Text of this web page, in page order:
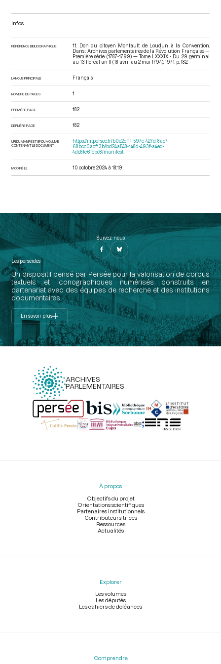
Infos
RÉFÉRENCE BIBLIOGRAPHIQUE
11. Don du citoyen Montault de Loudun à la Convention.
Dans : Archives parlementaires de la Révolution Française —
Première série (1787-1799) — Tome LXXXIX - Du 29 germinal
au 13 floréal an II (18 avril au 2 mai 1794) . 1971. p. 182.
LANGUE PRINCIPALE Français
NOMBRE DE PAGES 1
PREMIÈRE PAGE 182
DERNIÈRE PAGE 182
URI DU MANIFEST IIIF DU VOLUME
CONTENANT LE DOCUMENT
https://iiif.persee.fr/b0e2cf11-597c-427d-8ac7-
68bcc0acf13b/bd24a548-148d-493f-a4ed-
4de8fe6fcbc8/manifest
MODIFIÉ LE 10 octobre 2024 à 18:19
Suivez-nous
Les perséides
Un dispositif pensé par Persée pour la valorisation de corpus
textuels et iconographiques numérisés construits en
partenariat avec des équipes de recherche et des institutions
documentaires.
En savoir plus
ARCHIVES
PARLEMENTAIRES
Menu
À propos
Objectifs du projet
Orientations scientifiques
Partenaires institutionnels
Contributeurs-trices
Ressources
Actualités
Explorer
Les volumes
Les députés
Les cahiers de doléances
Comprendre